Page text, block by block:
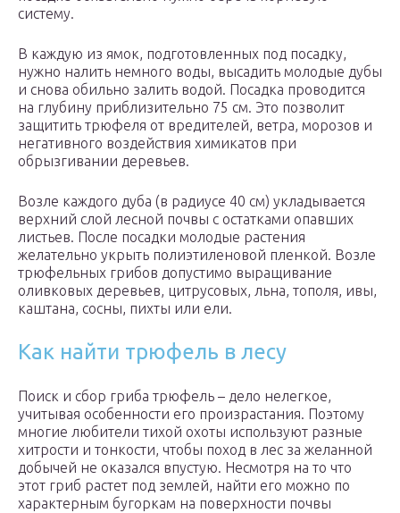
систему.
В каждую из ямок, подготовленных под посадку,
нужно налить немного воды, высадить молодые дубы
и снова обильно залить водой. Посадка проводится
на глубину приблизительно 75 см. Это позволит
защитить трюфеля от вредителей, ветра, морозов и
негативного воздействия химикатов при
обрызгивании деревьев.
Возле каждого дуба (в радиусе 40 см) укладывается
верхний слой лесной почвы с остатками опавших
листьев. После посадки молодые растения
желательно укрыть полиэтиленовой пленкой. Возле
трюфельных грибов допустимо выращивание
оливковых деревьев, цитрусовых, льна, тополя, ивы,
каштана, сосны, пихты или ели.
Как найти трюфель в лесу
Поиск и сбор гриба трюфель – дело нелегкое,
учитывая особенности его произрастания. Поэтому
многие любители тихой охоты используют разные
хитрости и тонкости, чтобы поход в лес за желанной
добычей не оказался впустую. Несмотря на то что
этот гриб растет под землей, найти его можно по
характерным бугоркам на поверхности почвы